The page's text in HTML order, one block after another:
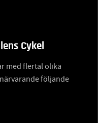
Cykel
med flertal olika
följande